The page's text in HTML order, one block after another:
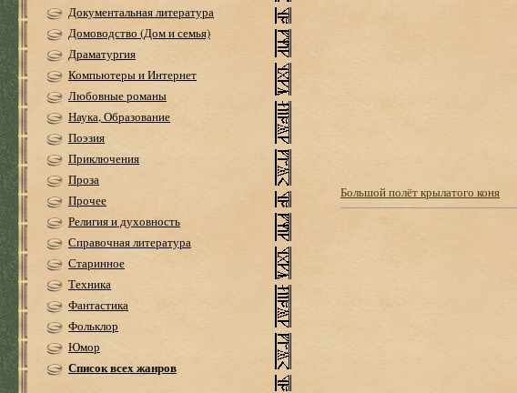
Документальная литература
Домоводство (Дом и семья)
Драматургия
Компьютеры и Интернет
Любовные романы
Наука, Образование
Поэзия
Приключения
Проза
Прочее
Религия и духовность
Справочная литература
Старинное
Техника
Фантастика
Фольклор
Юмор
Список всех жанров
Большой полёт крылатого коня